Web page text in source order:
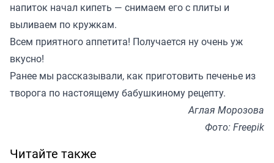
напиток начал кипеть — снимаем его с плиты и
выливаем по кружкам.
Всем приятного аппетита! Получается ну очень уж
вкусно!
Ранее мы рассказывали, как приготовить печенье из
творога по настоящему бабушкиному рецепту.
Аглая Морозова
Фото: Freepik
Читайте также